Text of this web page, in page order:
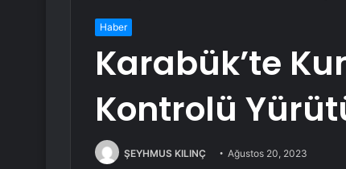
Haber
Karabük’te
Kontrolü
ŞEYHMUS KILINÇ Ağustos 20, 2023